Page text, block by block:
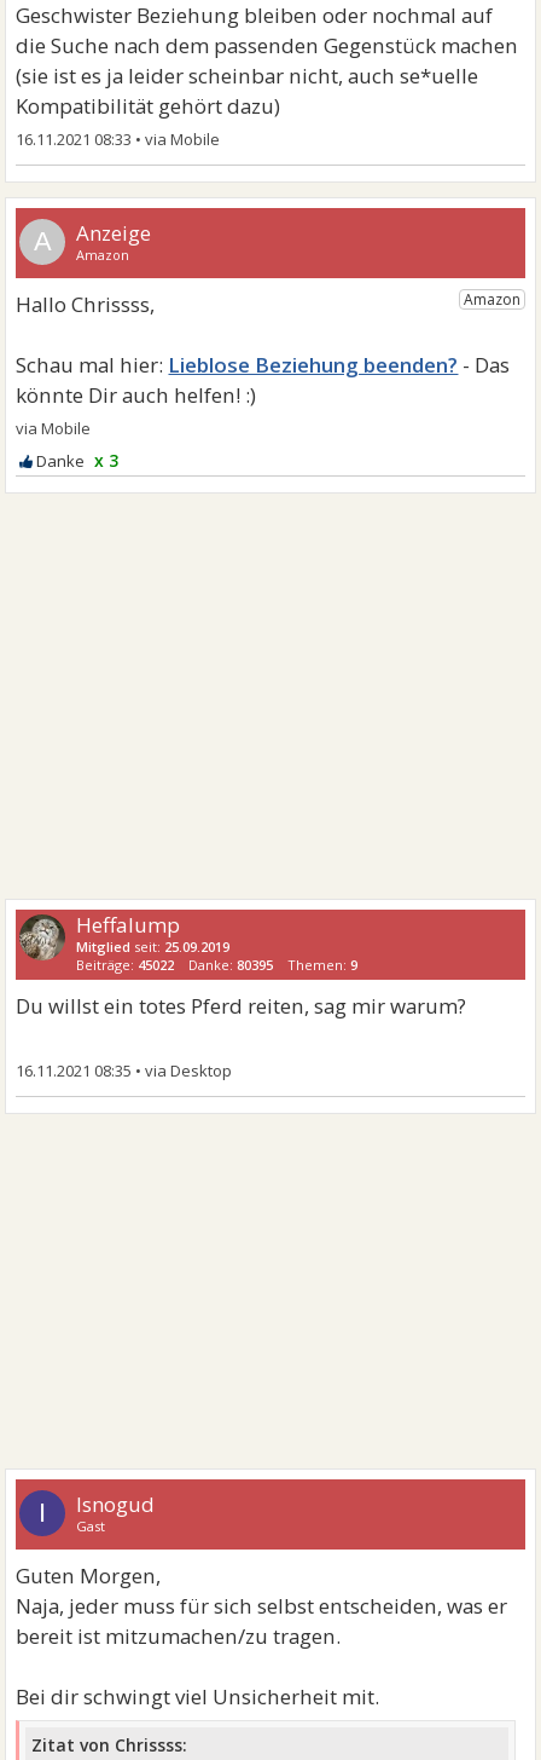
Geschwister Beziehung bleiben oder nochmal auf
die Suche nach dem passenden Gegenstück machen
(sie ist es ja leider scheinbar nicht, auch se*uelle
Kompatibilität gehört dazu)
16.11.2021 08:33 •
A
Lieblose Beziehung beenden?
x 3
Heffalump
Mitglied seit: 25.09.2019
Beiträge: 45022 Danke:80395 Themen:9
Du willst ein totes Pferd reiten, sag mir warum?
16.11.2021 08:35 •
I Isnogud
Gast
Guten Morgen,
Naja, jeder muss für sich selbst entscheiden, was er
bereit ist mitzumachen/zu tragen.
Bei dir schwingt viel Unsicherheit mit.
Zitat von Chrissss: